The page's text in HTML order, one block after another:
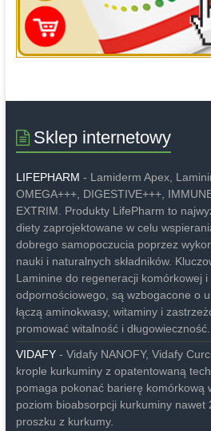
Sklep internetowy
LIFEPHARM - Lamiderm Apex,
OMEGA+++, DIGESTIVE+++,
EXTRIM. Produkty LifePharm to
diety zaprojektowane w celu
dobrego samopoczucia poprzez
nauki i naturalnych składników.
Laminine do regeneracji komórkowej i
odpornościowego, są wzbogacone o
łączą aminokwasy, witaminy i
promować witalność i długowieczność.
VIDAFY- Vidafy NANOFY, Vidafy
krople kurkuminy z opatentowaną
pomaga pokonać barierę komórkową
poziom bioabsorpcji kurkuminy nawet
proszku z kurkumy.